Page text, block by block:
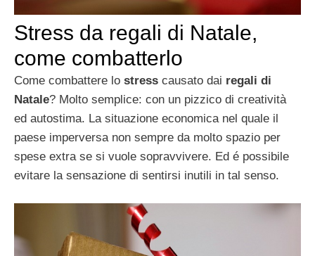
Stress da regali di Natale,
come combatterlo
Come combattere lo stress causato dai regali di
Natale? Molto semplice: con un pizzico di creatività
ed autostima. La situazione economica nel quale il
paese imperversa non sempre da molto spazio per
spese extra se si vuole sopravvivere. Ed é possibile
evitare la sensazione di sentirsi inutili in tal senso.